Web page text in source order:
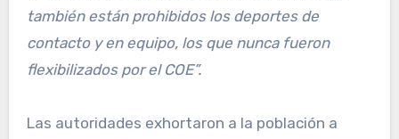
también están prohibidos los deportes de
contacto y en equipo, los que nunca fueron
flexibilizados por el COE”.
Las autoridades exhortaron a la población a